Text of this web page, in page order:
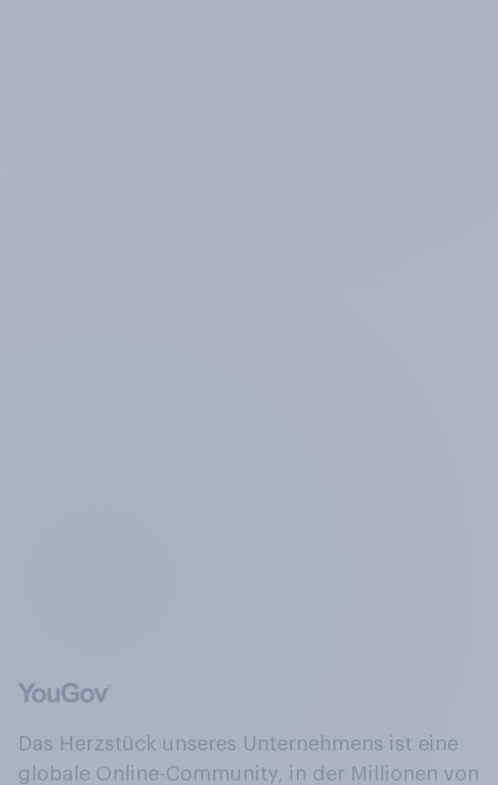
Das Herzstück unseres Unternehmens ist eine
globale Online-Community, in der Millionen von